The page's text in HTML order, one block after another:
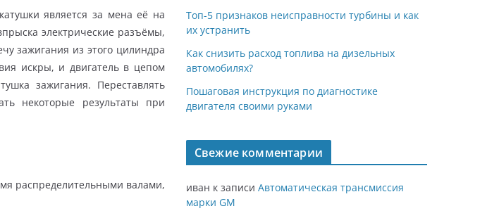
является за мена её на
электрические разъёмы,
зажигания из этого цилиндра
искры, и двигатель в цепом
зажигания. Переставлять
некоторые результаты при
распределительными валами,
Топ-5 признаков неисправности турбины и как
их устранить
Как снизить расход топлива на дизельных
автомобилях?
Пошаговая инструкция по диагностике
двигателя своими руками
Свежие комментарии
иван к записи Автоматическая трансмиссия
марки GM